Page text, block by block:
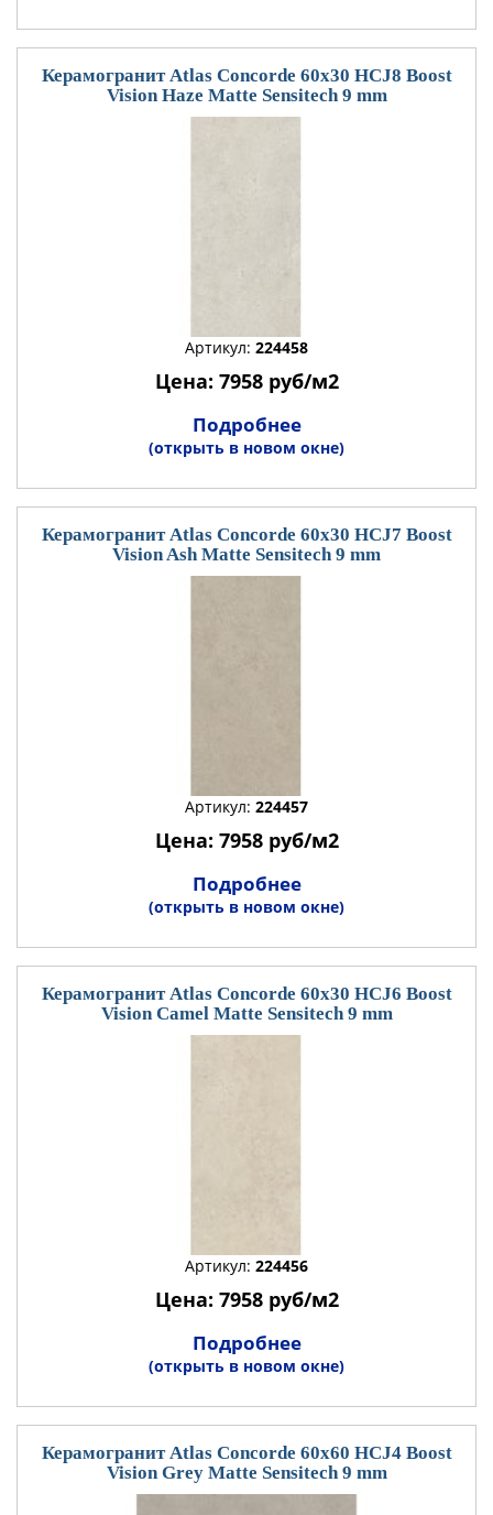
Керамогранит Atlas Concorde 60x30 HCJ8 Boost
Vision Haze Matte Sensitech 9 mm
Артикул: 224458
Цена: 7958 руб/м2
Подробнее
(открыть в новом окне)
Керамогранит Atlas Concorde 60x30 HCJ7 Boost
Vision Ash Matte Sensitech 9 mm
Артикул: 224457
Цена: 7958 руб/м2
Подробнее
(открыть в новом окне)
Керамогранит Atlas Concorde 60x30 HCJ6 Boost
Vision Camel Matte Sensitech 9 mm
Артикул: 224456
Цена: 7958 руб/м2
Подробнее
(открыть в новом окне)
Керамогранит Atlas Concorde 60x60 HCJ4 Boost
Vision Grey Matte Sensitech 9 mm